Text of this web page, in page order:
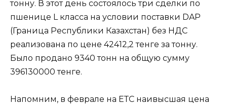
тонну. В этот день состоялось три сделки по
пшенице L класса на условии поставки DAP
(Граница Республики Казахстан) без НДС
реализована по цене 42412,2 тенге за тонну.
Было продано 9340 тонн на общую сумму
396130000 тенге.
Напомним, в феврале на ЕТС наивысшая цена